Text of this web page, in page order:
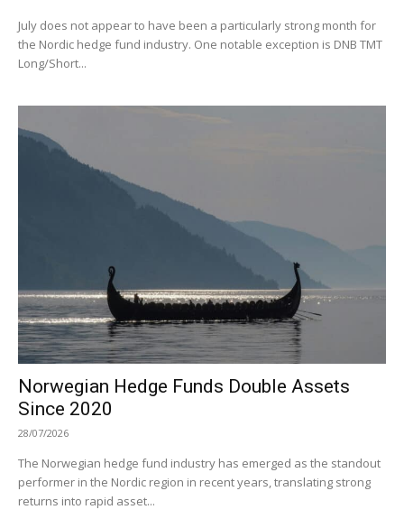
July does not appear to have been a particularly strong month for
the Nordic hedge fund industry. One notable exception is DNB TMT
Long/Short...
Norwegian Hedge Funds Double Assets
Since 2020
28/07/2026
The Norwegian hedge fund industry has emerged as the standout
performer in the Nordic region in recent years, translating strong
returns into rapid asset...